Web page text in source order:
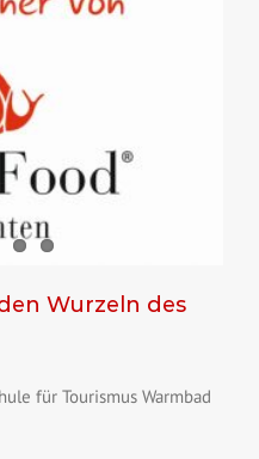
Wurzeln des
für Tourismus Warmbad